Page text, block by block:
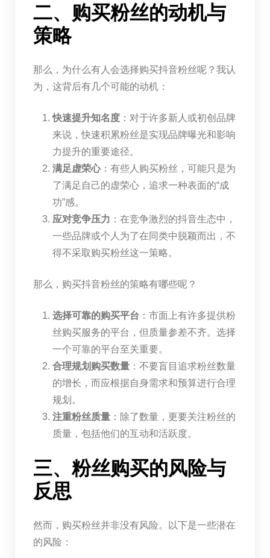
二、购买粉丝的动机与
策略
那么，为什么有人会选择购买抖音粉丝呢？我认
为，这背后有几个可能的动机：
快速提升知名度：对于许多新人或初创品牌
来说，快速积累粉丝是实现品牌曝光和影响
力提升的重要途径。
满足虚荣心：有些人购买粉丝，可能只是为
了满足自己的虚荣心，追求一种表面的“成
功”感。
应对竞争压力 ：在竞争激烈的抖音生态中，
一些品牌或个人为了在同类中脱颖而出，不
得不采取购买粉丝这一策略。
那么，购买抖音粉丝的策略有哪些呢？
选择可靠的购买平台 ：市面上有许多提供粉
丝购买服务的平台，但质量参差不齐。选择
一个可靠的平台至关重要。
合理规划购买数量：不要盲目追求粉丝数量
的增长，而应根据自身需求和预算进行合理
规划。
注重粉丝质量：除了数量，更要关注粉丝的
质量，包括他们的互动和活跃度。
三、粉丝购买的风险与
反思
然而，购买粉丝并非没有风险。以下是一些潜在
的风险：